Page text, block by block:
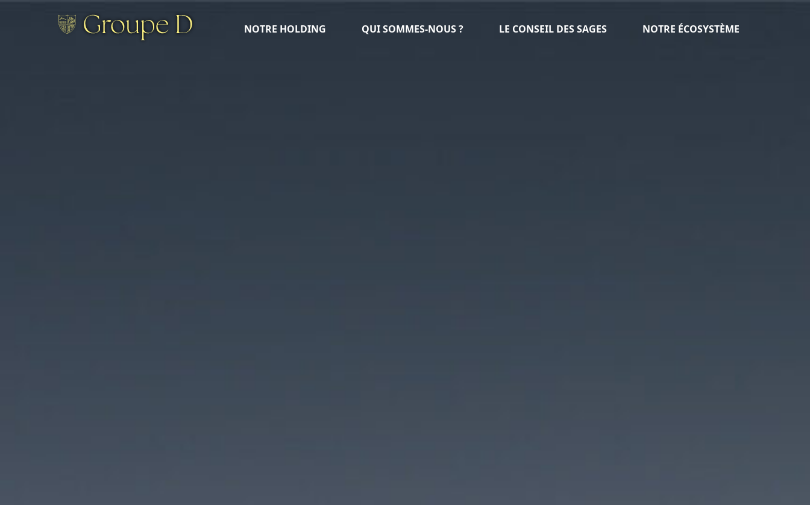
NOTRE HOLDING QUI SOMMES-NOUS ? LE CONSEIL DES SAGES NOTRE ÉCOSYSTÈME